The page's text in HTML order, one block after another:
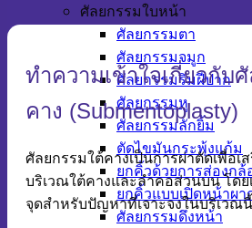
ศัลยกรรมใบหน้า
ศัลยกรรมตา
ศัลยกรรมจมูก
ศัลยกรรมริมฝีปาก
ศัลยกรรมหู
ศัลยกรรมลักยิ้ม
ตัดไขมันกระพุ้งแก้ม
ยกคิ้วด้วยการส่องกล้
ยกคิ้วแบบเปิดหน้าผา
ศัลยกรรมดึงหน้า
ทำความเข้าใจเกี่ยวกับ
คาง (Submentoplasty)
ศัลยกรรมใต้คางเป็นการผ่าตัดเพื่อเ
บริเวณใต้คางและลำคอส่วนบน โดย
จุดสำหรับปัญหาที่เจาะจงในบริเวณนี้